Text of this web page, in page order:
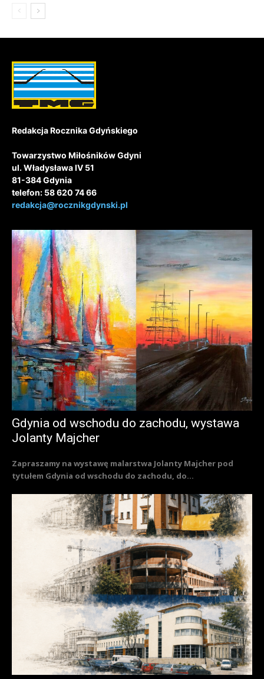
Redakcja Rocznika Gdyńskiego
Towarzystwo Miłośników Gdyni
ul. Władysława IV 51
81-384 Gdynia
telefon: 58 620 74 66
redakcja@rocznikgdynski.pl
Gdynia od wschodu do zachodu, wystawa
Jolanty Majcher
Zapraszamy na wystawę malarstwa Jolanty Majcher pod
tytułem Gdynia od wschodu do zachodu, do...